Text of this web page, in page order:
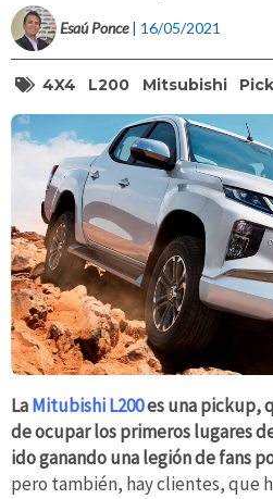
Esaú Ponce | 16/05/2021
4X4 L200 Mitsubishi
LaMitubishi L200es una pickup,
de ocupar los primeros lugares
ido ganando una legión de fans
pero también, hay clientes, que